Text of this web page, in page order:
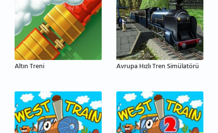
Altın Treni Avrupa Hızlı Tren Simülatörü